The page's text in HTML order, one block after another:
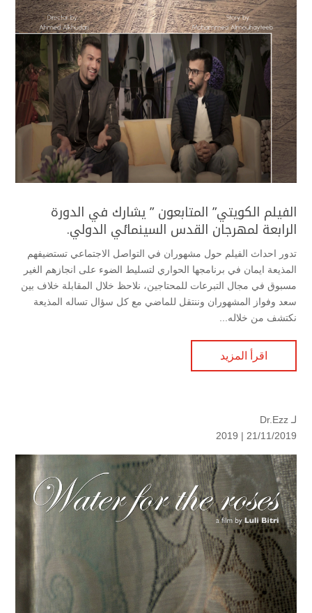
الفيلم الكويتي” المتابعون ” يشارك في الدورة
الرابعة لمهرجان القدس السينمائي الدولي.
تدور احداث الفيلم حول مشهوران في التواصل الاجتماعي تستضيفهم
المذيعة ايمان في برنامجها الحواري لتسليط الضوء على انجازهم الغير
مسبوق في مجال التبرعات للمحتاجين، نلاحظ خلال المقابلة خلاف بين
سعد وفواز المشهوران وننتقل للماضي مع كل سؤال تساله المذيعة
نكتشف من خلاله...
اقرأ المزيد
لـ Dr.Ezz
21/11/2019 |
2019